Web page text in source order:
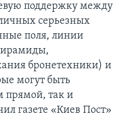
поддержку между
серьезных
поля, линии
бронетехники) и
могут быть
прямой, так и
газете «Киев Пост»